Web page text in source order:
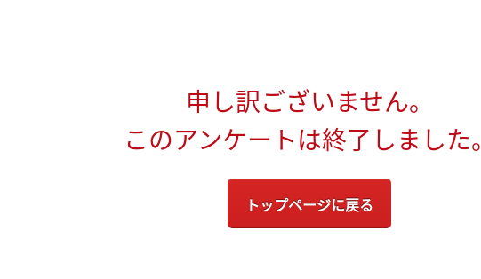
申し訳ございません。
このアンケートは終了しました。
トップページに戻る